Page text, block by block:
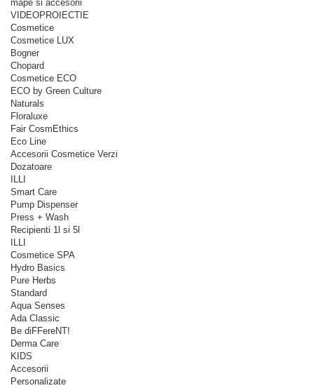
mape si accesorii
VIDEOPROIECTIE
Cosmetice
Cosmetice LUX
Bogner
Chopard
Cosmetice ECO
ECO by Green Culture
Naturals
Floraluxe
Fair CosmEthics
Eco Line
Accesorii Cosmetice Verzi
Dozatoare
ILLI
Smart Care
Pump Dispenser
Press + Wash
Recipienti 1l si 5l
ILLI
Cosmetice SPA
Hydro Basics
Pure Herbs
Standard
Aqua Senses
Ada Classic
Be diFFereNT!
Derma Care
KIDS
Accesorii
Personalizate